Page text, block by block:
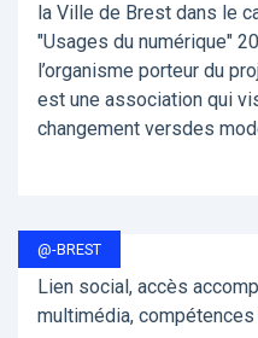
la Ville de Brest dans le
"Usages du numérique"
l’organisme porteur du
est une association qui
changement versdes
@-BREST
Lien social, accès
multimédia,